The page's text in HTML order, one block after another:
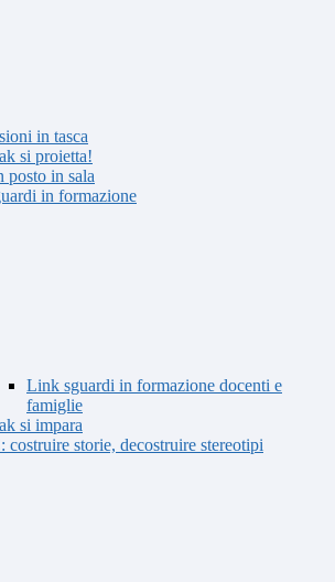
in tasca
si proietta!
posto in sala
in formazione
Link sguardi in formazione docenti e
famiglie
si impara
storie, decostruire stereotipi